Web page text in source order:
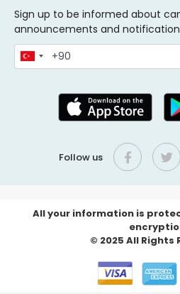
Sign up to be informed about
announcements and
Follow us
All your information is
© 2025 All Rights